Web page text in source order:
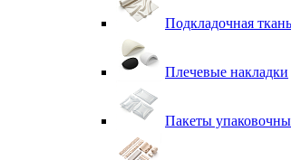
Подкладочная ткань
Плечевые накладки
Пакеты